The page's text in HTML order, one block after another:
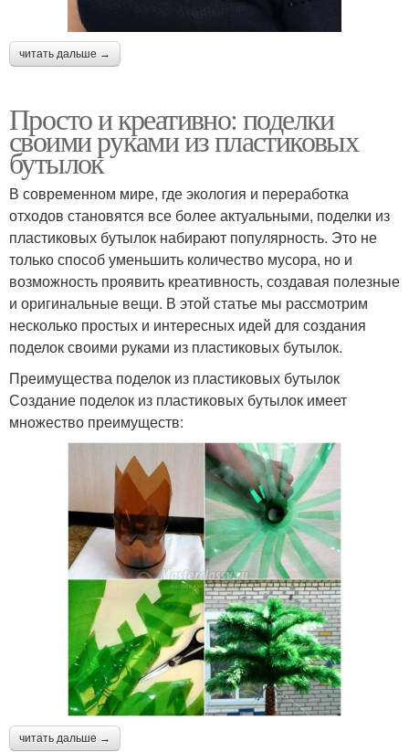
читать дальше →
Просто и креативно: поделки
своими руками из пластиковых
бутылок
В современном мире, где экология и переработка
отходов становятся все более актуальными, поделки из
пластиковых бутылок набирают популярность. Это не
только способ уменьшить количество мусора, но и
возможность проявить креативность, создавая полезные
и оригинальные вещи. В этой статье мы рассмотрим
несколько простых и интересных идей для создания
поделок своими руками из пластиковых бутылок.
Преимущества поделок из пластиковых бутылок
Создание поделок из пластиковых бутылок имеет
множество преимуществ:
читать дальше →